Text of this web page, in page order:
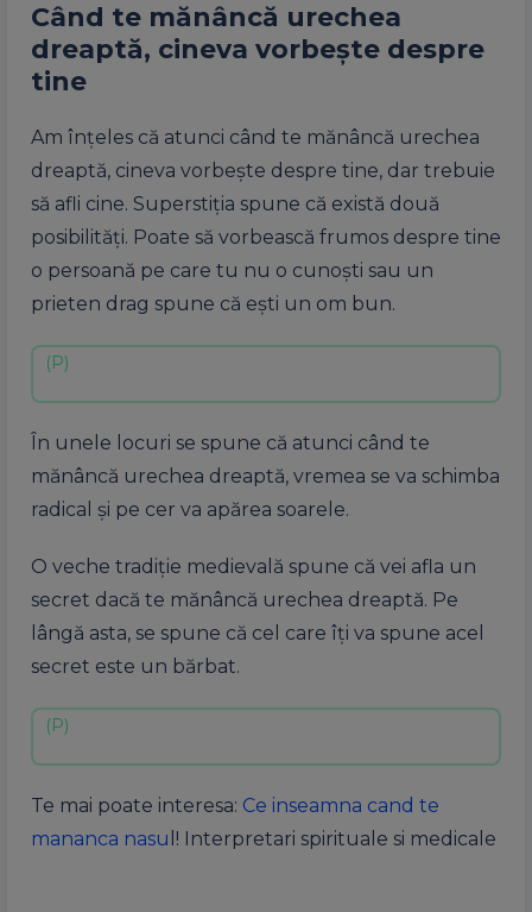
Când te mănâncă urechea
dreaptă, cineva vorbește despre
tine
Am înțeles că atunci când te mănâncă urechea
dreaptă, cineva vorbește despre tine, dar trebuie
să afli cine. Superstiția spune că există două
posibilități. Poate să vorbească frumos despre tine
o persoană pe care tu nu o cunoști sau un
prieten drag spune că ești un om bun.
În unele locuri se spune că atunci când te
mănâncă urechea dreaptă, vremea se va schimba
radical și pe cer va apărea soarele.
O veche tradiție medievală spune că vei afla un
secret dacă te mănâncă urechea dreaptă. Pe
lângă asta, se spune că cel care îți va spune acel
secret este un bărbat.
Te mai poate interesa: Ce inseamna cand te
mananca nasu l! Interpretari spirituale si medicale